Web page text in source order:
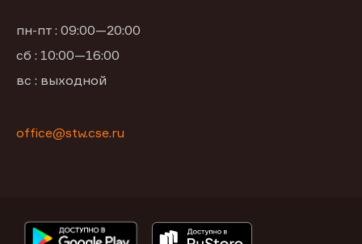
пн-пт : 09:00—20:00
сб : 10:00—16:00
вс : выходной
office@stw.cse.ru